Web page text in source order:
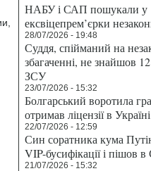
НАБУ і САП пошукали у
ексвіцепрем’єрки
28/07/2026 - 19:48
Суддя, спійманий на
збагаченні, не знайшов
ЗСУ
23/07/2026 - 15:32
Болгарський воротила
отримав ліцензії в Україні
22/07/2026 - 12:59
Син соратника кума
VIP-бусифікації і пішов
21/07/2026 - 15:32